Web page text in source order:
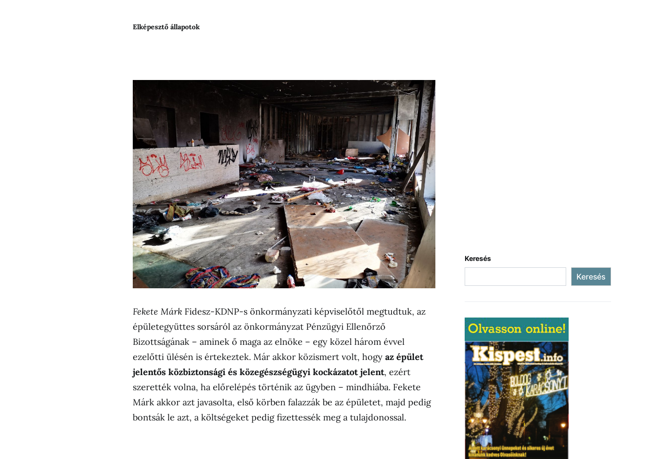
Elképesztő állapotok
Fekete Márk Fidesz-KDNP-s önkormányzati képviselőtől megtudtuk, az
épületegyüttes sorsáról az önkormányzat Pénzügyi Ellenőrző
Bizottságának – aminek ő maga az elnöke – egy közel három évvel
ezelőtti ülésén is értekeztek. Már akkor közismert volt, hogy az épület
jelentős közbiztonsági és közegészségügyi kockázatot jelent, ezért
szerették volna, ha előrelépés történik az ügyben – mindhiába. Fekete
Márk akkor azt javasolta, első körben falazzák be az épületet, majd pedig
bontsák le azt, a költségeket pedig fizettessék meg a tulajdonossal.
Keresés
Keresés